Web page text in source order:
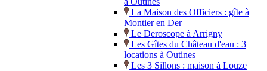
La Maison des Officiers : gîte à
Montier en Der
Le Deroscope à Arrigny
Les Gîtes du Château d'eau : 3
locations à Outines
Les 3 Sillons : maison à Louze